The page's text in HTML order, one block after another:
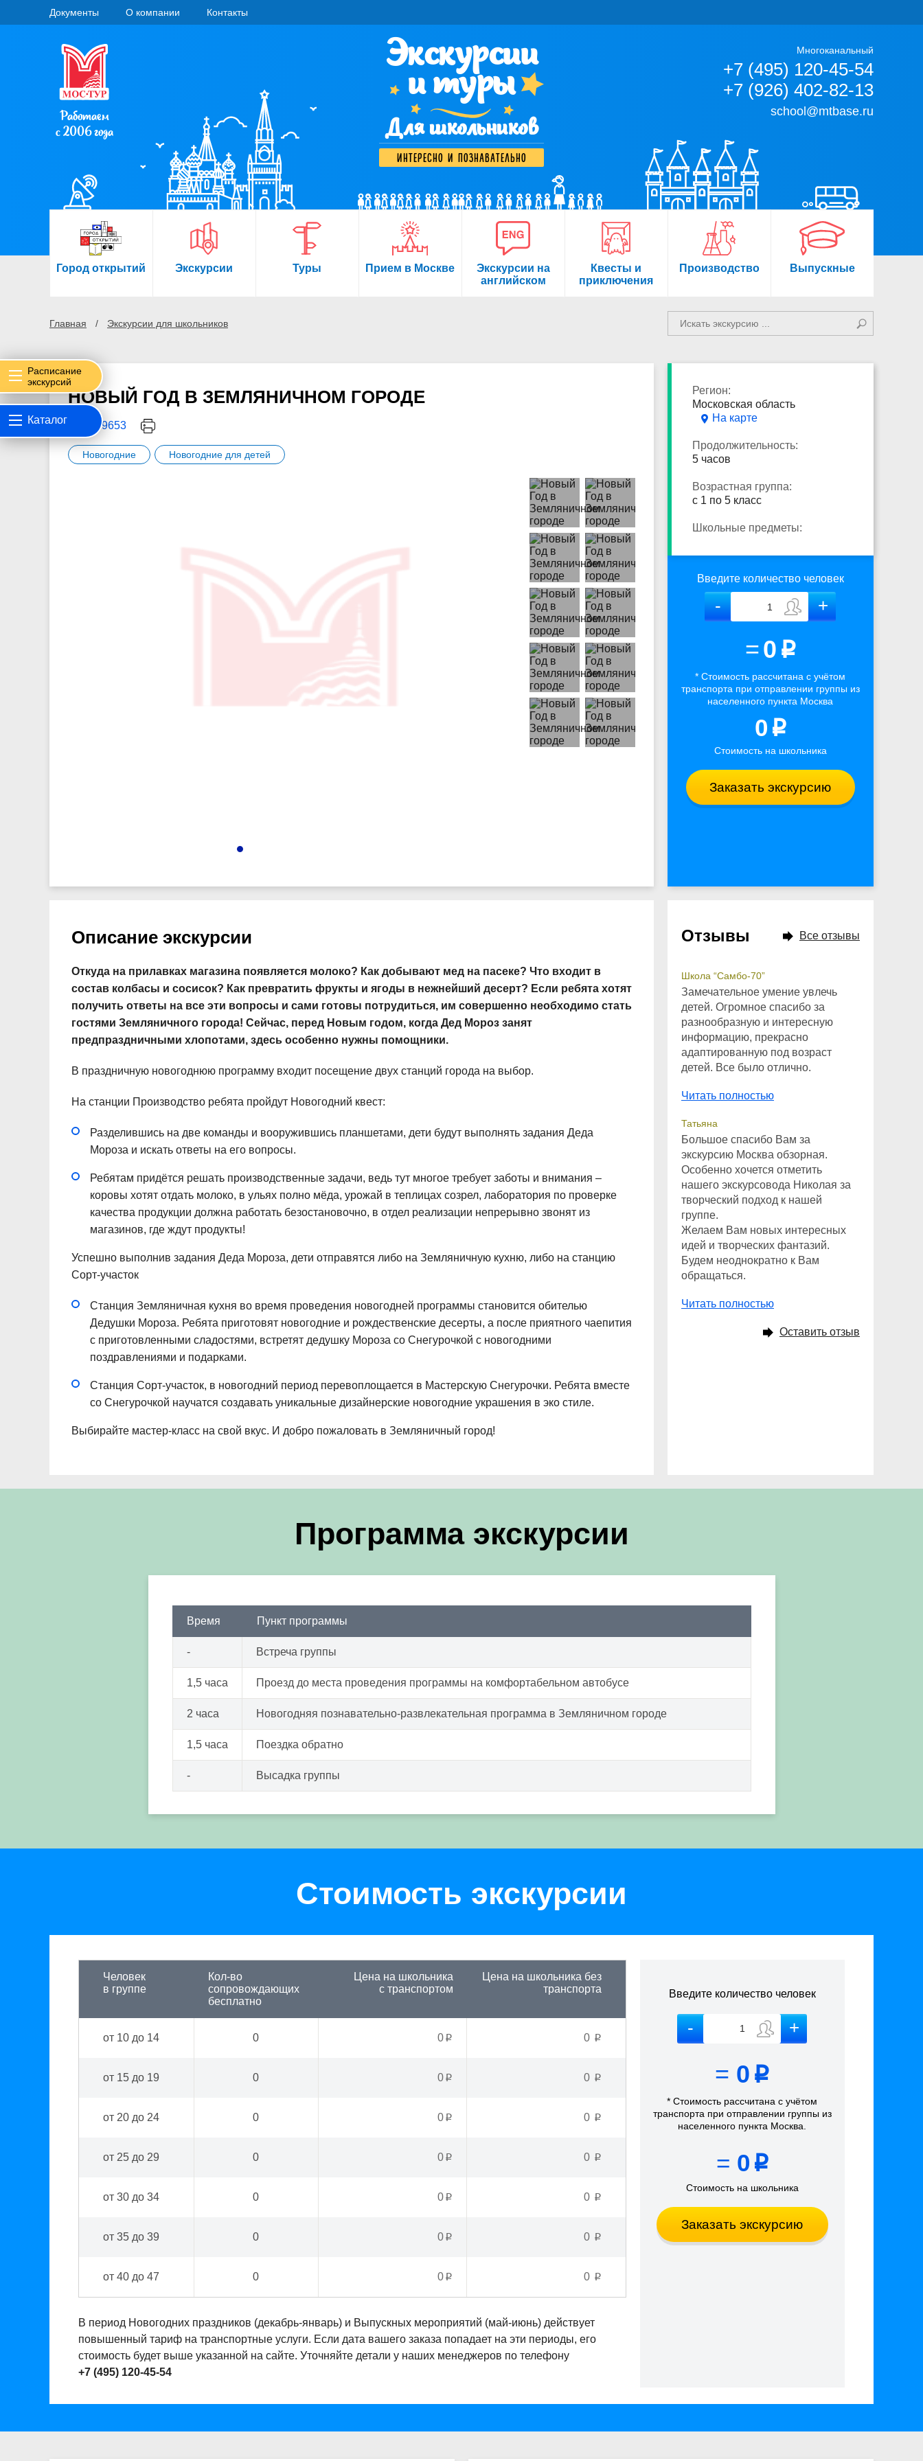
Документы О компании Контакты
Работаем
с 2006 года
Экскурсии
и туры
Для школьников
интересно и познавательно
Многоканальный
+7 (495) 120-45-54
+7 (926) 402-82-13
school@mtbase.ru
Город открытий Экскурсии Туры Прием в Москве
Экскурсии на
английском
Квесты и
приключения
Производство Выпускные
Главная Экскурсии для школьников
Расписание
экскурсий
Каталог
НОВЫЙ ГОД В ЗЕМЛЯНИЧНОМ ГОРОДЕ
КОД: 29653
Новогодние Новогодние для детей
Регион:
Московская область
На карте
Продолжительность:
5 часов
Возрастная группа:
с 1 по 5 класс
Школьные предметы:
Введите количество человек
=0 p
* Стоимость рассчитанас учётом
транспорта при отправлении группы из
населенного пункта Москва
0 p
Стоимость на школьника
Заказать экскурсию
Описание экскурсии
Откуда на прилавках магазина появляется молоко? Как добывают мед на пасеке? Что входит в
состав колбасы и сосисок? Как превратить фрукты и ягоды в нежнейший десерт? Если ребята хотят
получить ответы на все эти вопросы и сами готовы потрудиться, им совершенно необходимо стать
гостями Земляничного города! Сейчас, перед Новым годом, когда Дед Мороз занят
предпраздничными хлопотами, здесь особенно нужны помощники.
В праздничную новогоднюю программу входит посещение двух станций города на выбор.
На станции Производство ребята пройдут Новогодний квест:
Разделившись на две команды и вооружившись планшетами, дети будут выполнять задания Деда
Мороза и искать ответы на его вопросы.
Ребятам придётся решать производственные задачи, ведь тут многое требует заботы и внимания –
коровы хотят отдать молоко, в ульях полно мёда, урожай в теплицах созрел, лаборатория по проверке
качества продукции должна работать безостановочно, в отдел реализации непрерывно звонят из
магазинов, где ждут продукты!
Успешно выполнив задания Деда Мороза, дети отправятся либо на Земляничную кухню, либо на станцию
Сорт-участок
Станция Земляничная кухня во время проведения новогодней программы становится обителью
Дедушки Мороза. Ребята приготовят новогодние и рождественские десерты, а после приятного чаепития
с приготовленными сладостями, встретят дедушку Мороза со Снегурочкой с новогодними
поздравлениями и подарками.
Станция Сорт-участок, в новогодний период перевоплощается в Мастерскую Снегурочки. Ребята вместе
со Снегурочкой научатся создавать уникальные дизайнерские новогодние украшения в эко стиле.
Выбирайте мастер-класс на свой вкус. И добро пожаловать в Земляничный город!
Отзывы Все отзывы
Школа “Самбо-70”
Замечательное умение увлечь
детей. Огромное спасибо за
разнообразную и интересную
информацию, прекрасно
адаптированную под возраст
детей. Все было отлично.
Читать полностью
Татьяна
Большое спасибо Вам за
экскурсию Москва обзорная.
Особенно хочется отметить
нашего экскурсовода Николая за
творческий подход к нашей
группе.
Желаем Вам новых интересных
идей и творческих фантазий.
Будем неоднократно к Вам
обращаться.
Читать полностью
Оставить отзыв
Программа экскурсии
Время Пункт программы
- Встреча группы
1,5 часа Проезд до места проведения программы на комфортабельном автобусе
2 часа Новогодняя познавательно-развлекательная программа в Земляничном городе
1,5 часа Поездка обратно
- Высадка группы
Стоимость экскурсии
Цена на школьника
с транспортом
Цена на школьника без
транспорта
Человек
в группе
Кол-во
сопровождающих
бесплатно
0p 0 p
от 10 до 14 0
0p 0 p
от 15 до 19 0
0p 0 p
от 20 до 24 0
0p 0 p
от 25 до 29 0
0p 0 p
от 30 до 34 0
0p 0 p
от 35 до 39 0
0p 0 p
от 40 до 47 0
В период Новогодних праздников (декабрь-январь) и Выпускных мероприятий (май-июнь) действует
повышенный тариф на транспортные услуги. Если дата вашего заказа попадает на эти периоды, его
стоимость будет выше указанной на сайте. Уточняйте детали у наших менеджеров по телефону
+7 (495) 120-45-54
Введите количество человек
= 0 p
* Стоимость рассчитанас учётом
транспорта при отправлении группы из
населенного пункта Москва
= 0 p
Стоимость на школьника
Заказать экскурсию